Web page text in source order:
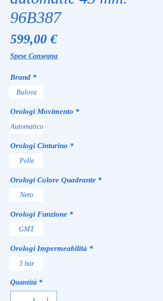
96B387
599,00 €Prezzo
Spese Consegna
Brand *
Bulova
Orologi Movimento *
Automatico
Orologi Cinturino *
Pelle
Orologi Colore Quadrante *
Nero
Orologi Funzione *
GMT
Orologi Impermeabilità *
3 bar
Quantità *